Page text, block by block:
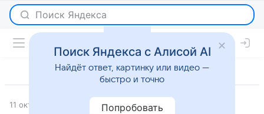
11 октября 2023 Гороскопы
Поиск Яндекса с Алисой AI
Найдёт ответ, картинку или видео —
быстро и точно
Попробовать